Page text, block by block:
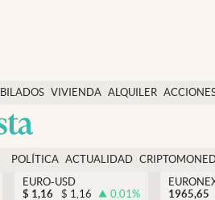
VIVIENDA ALQUILER
USA
POLÍTICA ACTUALIDAD
EURO-USD
$ 1,16 $ 1,16 0.01%
1965,65